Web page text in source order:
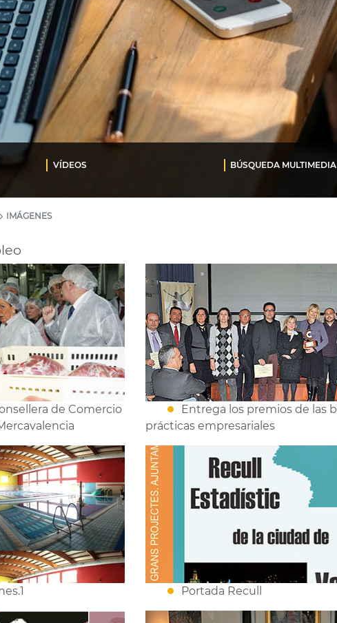
VÍDEOS BÚSQUEDA MULTIMEDIA
IMÁGENES
de Comercio
Entrega los premios de las
prácticas empresariales
Portada Recull